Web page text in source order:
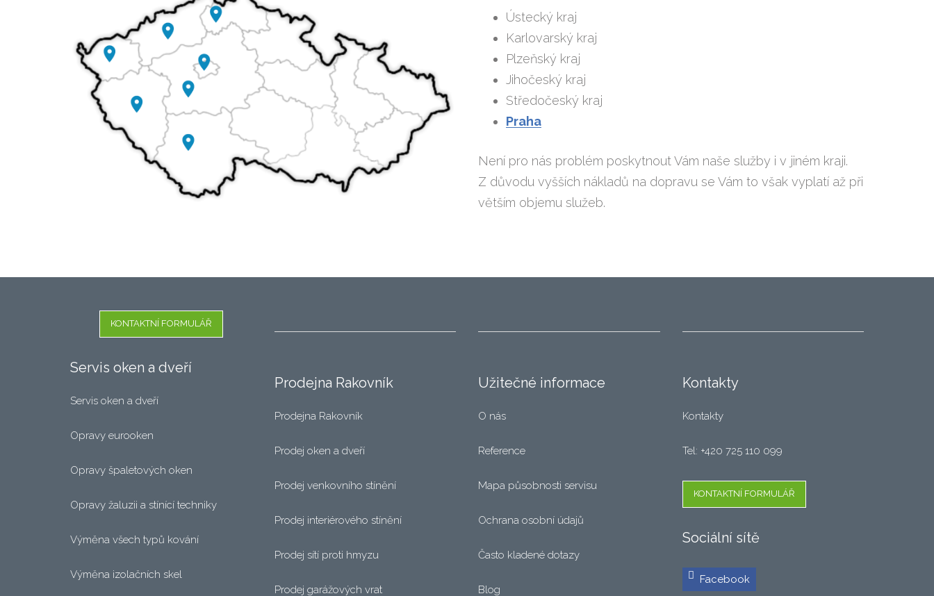
Ústecký kraj
Karlovarský kraj
Plzeňský kraj
Jihočeský kraj
Středočeský kraj
Praha
Není pro nás problém poskytnout Vám naše služby i v jiném kraji.
Z důvodu vyšších nákladů na dopravu se Vám to však vyplatí až při
větším objemu služeb.
KONTAKTNÍ FORMULÁŘ
Servis oken a dveří
Servis oken a dveří
Opravy eurooken
Opravy špaletových oken
Opravy žaluzii a stínící techniky
Výměna všech typů kování
Výměna izolačních skel
Prodejna Rakovník
Prodejna Rakovník
Prodej oken a dveří
Prodej venkovního stínění
Prodej interiérového stínění
Prodej sítí proti hmyzu
Prodej garážových vrat
Užitečné informace
O nás
Reference
Mapa působnosti servisu
Ochrana osobní údajů
Často kladené dotazy
Blog
Kontakty
Kontakty
Tel: +420 725 110 099
KONTAKTNÍ FORMULÁŘ
Sociální sítě
Facebook